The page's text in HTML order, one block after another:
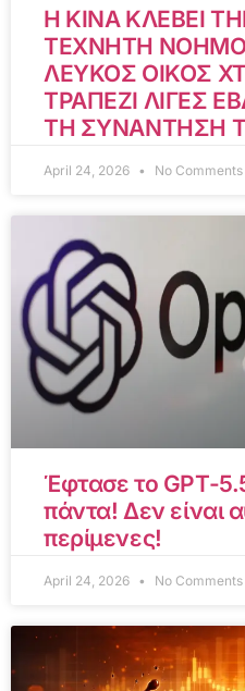
Η ΚΙΝΑ ΚΛΕΒΕΙ
ΤΕΧΝΗΤΗ
ΛΕΥΚΟΣ ΟΙΚΟΣ
ΤΡΑΠΕΖΙ ΛΙΓΕΣ
ΤΗ ΣΥΝΑΝΤΗΣΗ
April 24, 2026 No Comments
Έφτασε το GPT-
πάντα! Δεν είναι
περίμενες!
April 24, 2026 No Comments